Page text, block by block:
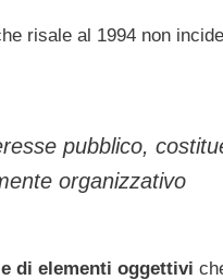
risale al 1994 non
pubblico,
organizzativo
di elementi oggettivi